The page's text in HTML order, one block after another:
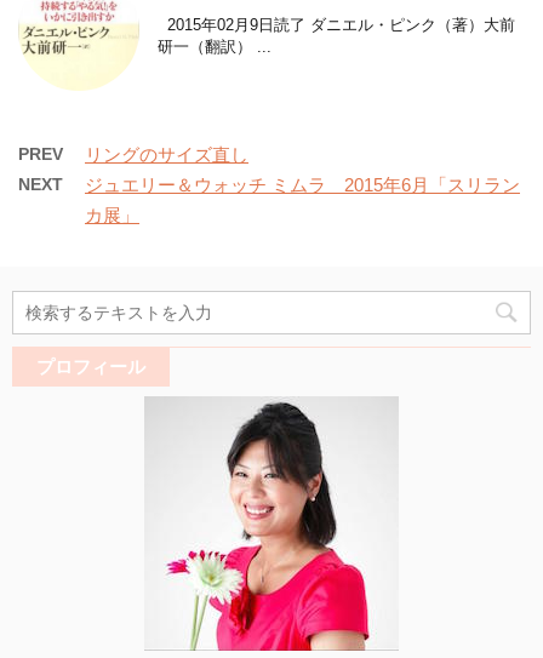
2015年02月9日読了 ダニエル・ピンク（著）大前
研一（翻訳） ...
PREV リングのサイズ直し
NEXT
ジュエリー＆ウォッチ ミムラ 2015年6月「スリラン
カ展」
プロフィール